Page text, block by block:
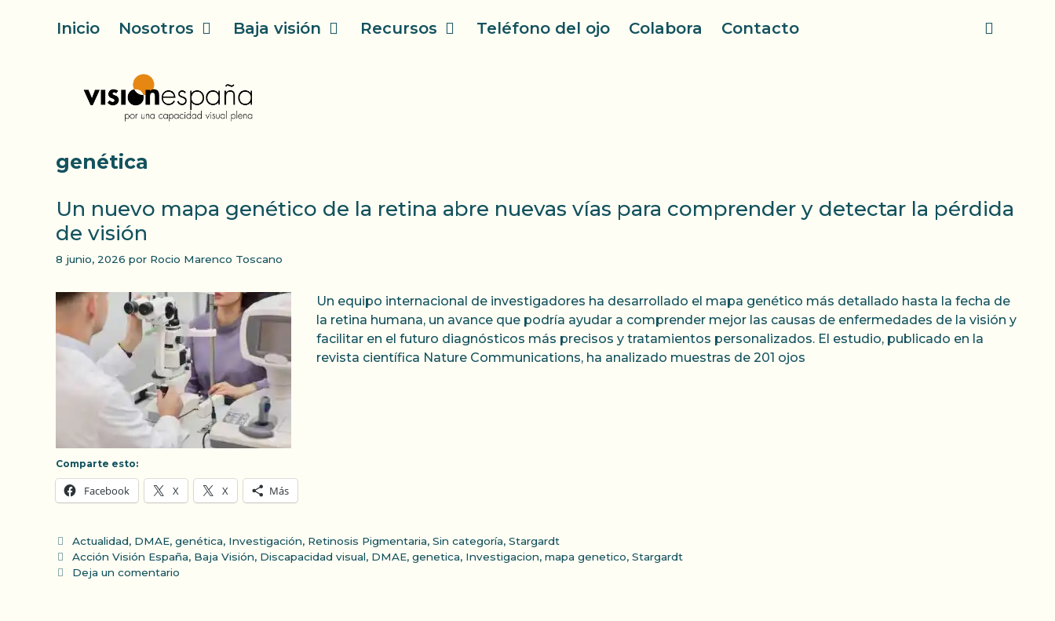
Inicio Nosotros Baja visión Recursos Teléfono del ojo Colabora Contacto
genética
Un nuevo mapa genético de la retina abre nuevas vías para comprender y detectar la pérdida
de visión
8 junio, 2026 por Rocio Marenco Toscano
Un equipo internacional de investigadores ha desarrollado el mapa genético más detallado hasta la fecha de
la retina humana, un avance que podría ayudar a comprender mejor las causas de enfermedades de la visión y
facilitar en el futuro diagnósticos más precisos y tratamientos personalizados. El estudio, publicado en la
revista científica Nature Communications, ha analizado muestras de 201 ojos
Comparte esto:
Facebook X X Más
Categorías
Actualidad, DMAE, genética, Investigación, Retinosis Pigmentaria, Sin categoría, Stargardt
Etiquetas
Acción Visión España, Baja Visión, Discapacidad visual, DMAE, genetica, Investigacion, mapa genetico, Stargardt
Deja un comentario